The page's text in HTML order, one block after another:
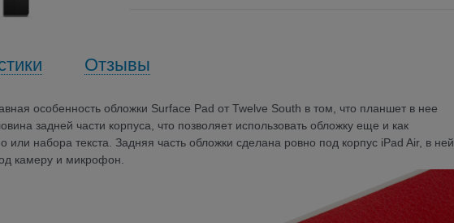
Отзывы
особенность обложки Surface Pad от Twelve South в том, что планшет в нее
задней части корпуса, что позволяет использовать обложку еще и как
или набора текста. Задняя часть обложки сделана ровно под корпус iPad Air, в ней
камеру и микрофон.